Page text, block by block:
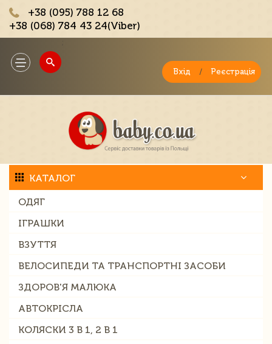
+38 (095) 788 12 68
+38 (068) 784 43 24(Viber)
Toggle
navigation
Вхід / Реєстрація
КАТАЛОГ
ОДЯГ
ІГРАШКИ
ВЗУТТЯ
ВЕЛОСИПЕДИ ТА ТРАНСПОРТНІ ЗАСОБИ
ЗДОРОВ'Я МАЛЮКА
АВТОКРІСЛА
КОЛЯСКИ 3 В 1, 2 В 1